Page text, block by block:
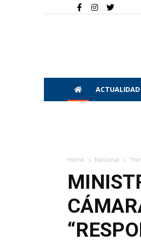
ACTUALIDAD
Home Nacional